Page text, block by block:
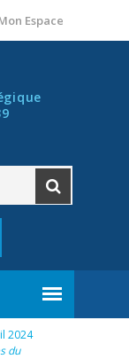
Espace
2024
du